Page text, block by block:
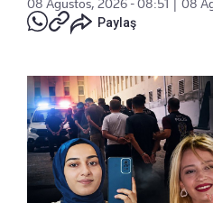
08 Ağustos, 2026 - 08:51
08
Paylaş